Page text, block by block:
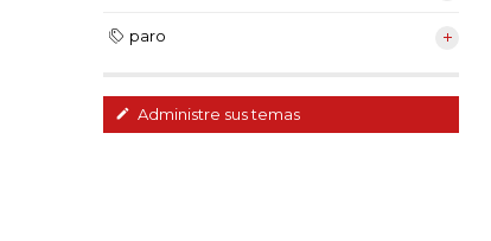
paro
Administre sus temas